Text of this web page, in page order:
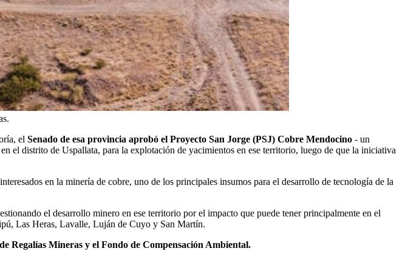
el Senado de esa provincia aprobó el Proyecto San Jorge (PSJ) Cobre Mendocino - un
el distrito de Uspallata, para la explotación de yacimientos en ese territorio, luego de que la iniciativa
en la minería de cobre, uno de los principales insumos para el desarrollo de tecnología de la
el desarrollo minero en ese territorio por el impacto que puede tener principalmente en el
Las Heras, Lavalle, Luján de Cuyo y San Martín.
Regalías Mineras y el Fondo de Compensación Ambiental.